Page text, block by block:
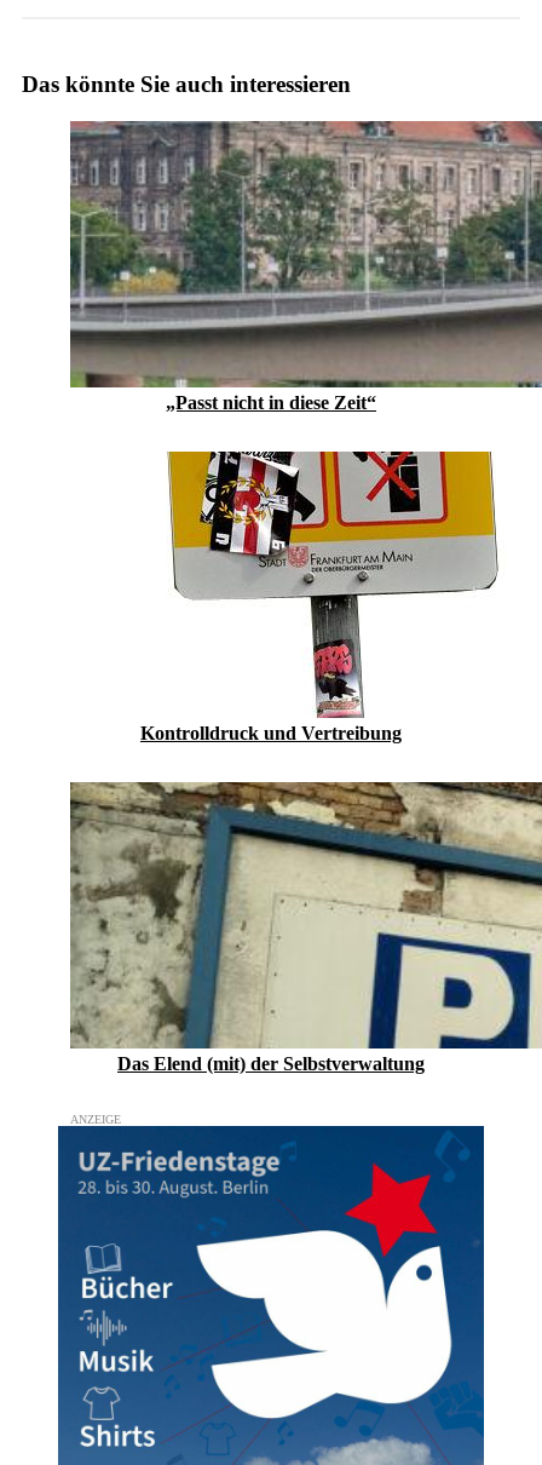
Das könnte Sie auch interessieren
„Passt nicht in diese Zeit“
Kontrolldruck und Vertreibung
Das Elend (mit) der Selbstverwaltung